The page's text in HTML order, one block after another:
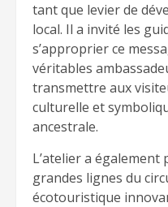
tant que levier de
local. Il a invité les
s’approprier ce
véritables
transmettre aux
culturelle et
ancestrale.
L’atelier a
grandes lignes du
écotouristique